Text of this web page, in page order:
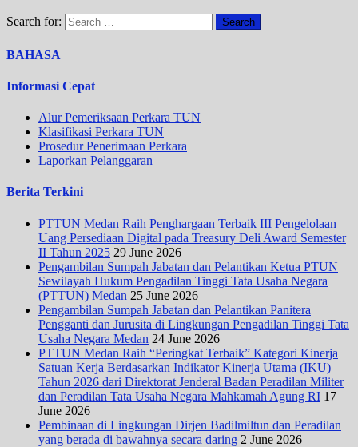
Search for:
BAHASA
Informasi Cepat
Alur Pemeriksaan Perkara TUN
Klasifikasi Perkara TUN
Prosedur Penerimaan Perkara
Laporkan Pelanggaran
Berita Terkini
PTTUN Medan Raih Penghargaan Terbaik III Pengelolaan
Uang Persediaan Digital pada Treasury Deli Award Semester
II Tahun 2025 29 June 2026
Pengambilan Sumpah Jabatan dan Pelantikan Ketua PTUN
Sewilayah Hukum Pengadilan Tinggi Tata Usaha Negara
(PTTUN) Medan 25 June 2026
Pengambilan Sumpah Jabatan dan Pelantikan Panitera
Pengganti dan Jurusita di Lingkungan Pengadilan Tinggi Tata
Usaha Negara Medan 24 June 2026
PTTUN Medan Raih “Peringkat Terbaik” Kategori Kinerja
Satuan Kerja Berdasarkan Indikator Kinerja Utama (IKU)
Tahun 2026 dari Direktorat Jenderal Badan Peradilan Militer
dan Peradilan Tata Usaha Negara Mahkamah Agung RI 17
June 2026
Pembinaan di Lingkungan Dirjen Badilmiltun dan Peradilan
yang berada di bawahnya secara daring 2 June 2026